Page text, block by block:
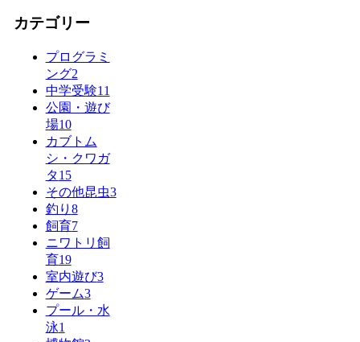
カテゴリー
プログラミ
ング2
中学受験11
公園・遊び
場10
カブトム
シ・クワガ
タ15
その他昆虫3
釣り 8
飼育7
ニワトリ飼
育19
室内遊び3
ゲーム3
プール・水
泳1